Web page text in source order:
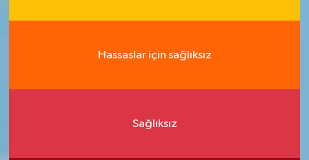
Hassaslar için sağlıksız
Sağlıksız